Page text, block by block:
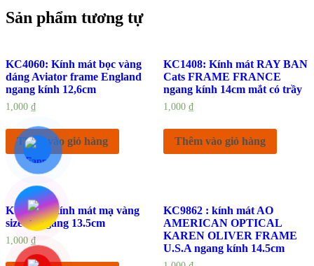
Sản phẩm tương tự
KC4060: Kính mát bọc vàng
dáng Aviator frame England
ngang kính 12,6cm
1,000 ₫
Thêm vào giỏ hàng
KC1408: Kính mát RAY BAN
Cats FRAME FRANCE
ngang kính 14cm mắt có trầy
1,000 ₫
Thêm vào giỏ hàng
KC4002: Kính mát mạ vàng
size 54 ngang 13.5cm
1,000 ₫
KC9862 : kính mát AO
AMERICAN OPTICAL
KAREN OLIVER FRAME
U.S.A ngang kính 14.5cm